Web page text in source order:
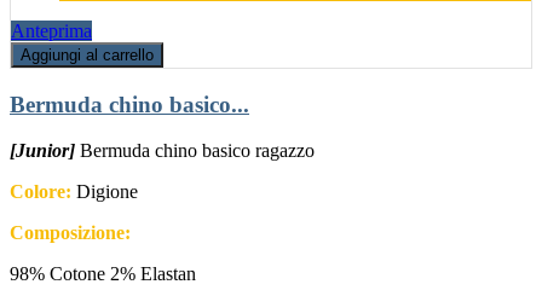
Anteprima
Aggiungi al carrello
Bermuda chino basico...
[Junior] Bermuda chino basico ragazzo
Colore: Digione
Composizione:
98% Cotone 2% Elastan